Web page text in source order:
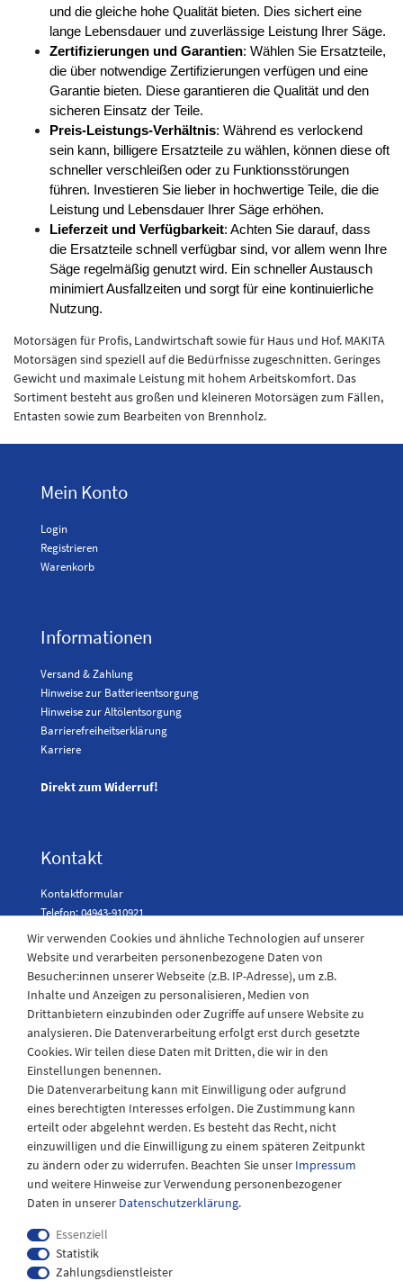
und die gleiche hohe Qualität bieten. Dies sichert eine
lange Lebensdauer und zuverlässige Leistung Ihrer Säge.
Zertifizierungen und Garantien: Wählen Sie Ersatzteile,
die über notwendige Zertifizierungen verfügen und eine
Garantie bieten. Diese garantieren die Qualität und den
sicheren Einsatz der Teile.
Preis-Leistungs-Verhältnis: Während es verlockend
sein kann, billigere Ersatzteile zu wählen, können diese oft
schneller verschleißen oder zu Funktionsstörungen
führen. Investieren Sie lieber in hochwertige Teile, die die
Leistung und Lebensdauer Ihrer Säge erhöhen.
Lieferzeit und Verfügbarkeit: Achten Sie darauf, dass
die Ersatzteile schnell verfügbar sind, vor allem wenn Ihre
Säge regelmäßig genutzt wird. Ein schneller Austausch
minimiert Ausfallzeiten und sorgt für eine kontinuierliche
Nutzung.
Motorsägen für Profis, Landwirtschaft sowie für Haus und Hof. MAKITA
Motorsägen sind speziell auf die Bedürfnisse zugeschnitten. Geringes
Gewicht und maximale Leistung mit hohem Arbeitskomfort. Das
Sortiment besteht aus großen und kleineren Motorsägen zum Fällen,
Entasten sowie zum Bearbeiten von Brennholz.
Mein Konto
Login
Registrieren
Warenkorb
Informationen
Versand & Zahlung
Hinweise zur Batterieentsorgung
Hinweise zur Altölentsorgung
Barrierefreiheitserklärung
Karriere
Direkt zum Widerruf!
Kontakt
Kontaktformular
Telefon: 04943-910921
Laden Öffnungszeiten
Montag - Freitag
08:30 - 12:30 und 13.00 - 17.30 Uhr
Samstags
08:30 bis 12:30 Uhr
Wir verwenden Cookies und ähnliche Technologien auf unserer
Website und verarbeiten personenbezogene Daten von
Besucher:innen unserer Webseite (z.B. IP-Adresse), um z.B.
Inhalte und Anzeigen zu personalisieren, Medien von
Drittanbietern einzubinden oder Zugriffe auf unsere Website zu
analysieren. Die Datenverarbeitung erfolgt erst durch gesetzte
Cookies. Wir teilen diese Daten mit Dritten, die wir in den
Einstellungen benennen.
Die Datenverarbeitung kann mit Einwilligung oder aufgrund
eines berechtigten Interesses erfolgen. Die Zustimmung kann
erteilt oder abgelehnt werden. Es besteht das Recht, nicht
einzuwilligen und die Einwilligung zu einem späteren Zeitpunkt
zu ändern oder zu widerrufen. Beachten Sie unser Impressum
und weitere Hinweise zur Verwendung personenbezogener
Daten in unserer Daten­schutz­erklärung.
Essenziell
Statistik
Zahlungsdienstleister